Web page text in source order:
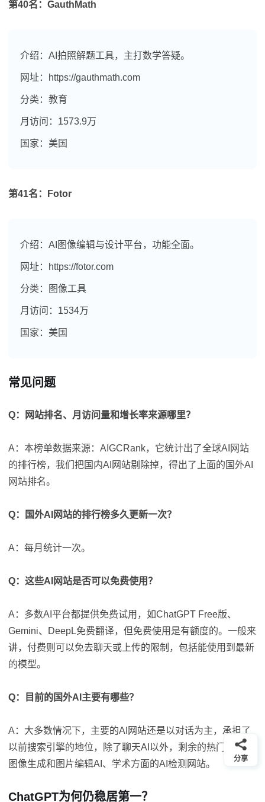
第40名：GauthMath
介绍：AI拍照解题工具，主打数学答疑。
网址：https://gauthmath.com
分类：教育
月访问：1573.9万
国家：美国
第41名：Fotor
介绍：AI图像编辑与设计平台，功能全面。
网址：https://fotor.com
分类：图像工具
月访问：1534万
国家：美国
常见问题
Q：网站排名、月访问量和增长率来源哪里？
A：本榜单数据来源：AIGCRank，它统计出了全球AI网站
的排行榜，我们把国内AI网站剔除掉，得出了上面的国外AI
网站排名。
Q：国外AI网站的排行榜多久更新一次？
A：每月统计一次。
Q：这些AI网站是否可以免费使用？
A：多数AI平台都提供免费试用，如ChatGPT Free版、
Gemini、DeepL免费翻译，但免费使用是有额度的。一般来
讲，付费则可以免去聊天或上传的限制，包括能使用到最新
的模型。
Q：目前的国外AI主要有哪些？
A：大多数情况下，主要的AI网站还是以对话为主，承担了
以前搜索引擎的地位，除了聊天AI以外，剩余的热门AI有：
图像生成和图片编辑AI、学术方面的AI检测网站。
ChatGPT为何仍稳居第一？
分享